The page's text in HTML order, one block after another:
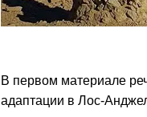
В первом материале
адаптации в Лос-